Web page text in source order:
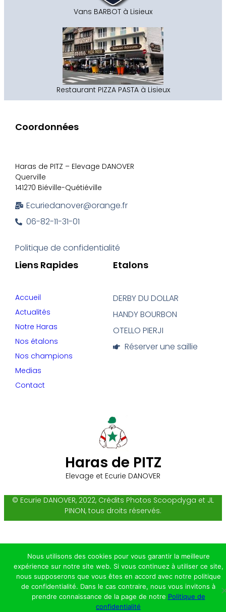
Vans BARBOT à Lisieux
Restaurant PIZZA PASTA à Lisieux
Haras de PITZ
Elevage et Ecurie DANOVER
Etalons
DERBY DU DOLLAR
HANDY BOURBON
OTELLO PIERJI
Réserver une saillie
Liens Rapides
Accueil
Actualités
Notre Haras
Nos étalons
Nos champions
Medias
Contact
Coordonnées
Haras de PITZ – Elevage DANOVER
Querville
141270 Biéville-Quétiéville
Ecuriedanover@orange.fr
06-82-11-31-01
Politique de confidentialité
© Ecurie DANOVER, 2022, Crédits Photos Scoopdyga et JL
PINON, tous droits réservés.
Nous utilisons des cookies pour vous garantir la meilleure
expérience sur notre site web. Si vous continuez à utiliser ce site,
nous supposerons que vous êtes en accord avec notre politique
de confidentialité. Dans le cas contraire, nous vous invitons à
prendre connaissance de la page de notre Politique de
confidentialité